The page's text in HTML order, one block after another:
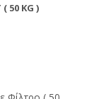
50 KG )